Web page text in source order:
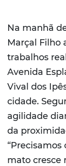
Na manhã
Marçal Filho
trabalhos
Avenida
Vival dos
cidade.
agilidade
da
mato cresce